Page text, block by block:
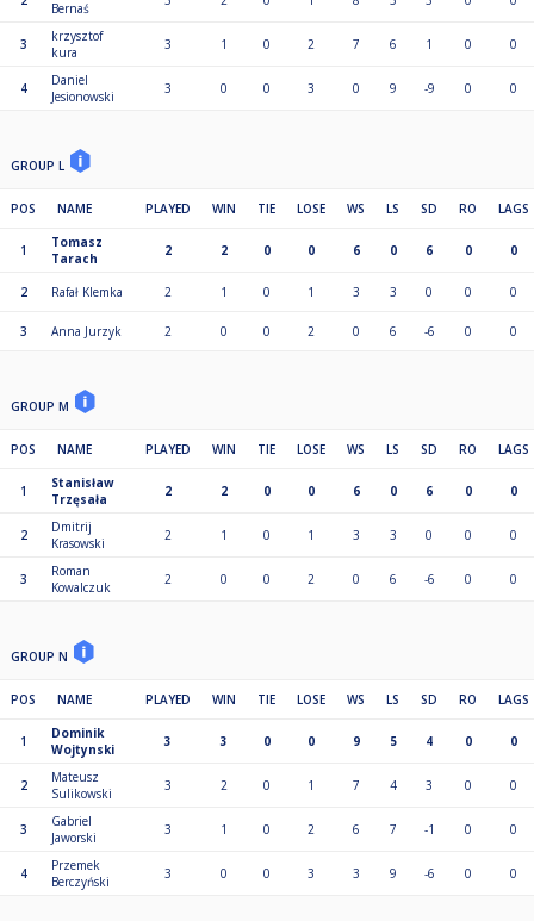
Bernaś
3
krzysztof
kura
3 1 0 2 7 6 1 0 0
4
Daniel
Jesionowski
3 0 0 3 0 9 -9 0 0
GROUP L
POS NAME PLAYED WIN TIE LOSE WS LS SD RO LAGS
1
Tomasz
Tarach
2 2 0 0 6 0 6 0 0
2 Rafał Klemka 2 1 0 1 3 3 0 0 0
3 Anna Jurzyk 2 0 0 2 0 6 -6 0 0
GROUP M
POS NAME PLAYED WIN TIE LOSE WS LS SD RO LAGS
1
Stanisław
Trzęsała
2 2 0 0 6 0 6 0 0
2
Dmitrij
Krasowski
2 1 0 1 3 3 0 0 0
3
Roman
Kowalczuk
2 0 0 2 0 6 -6 0 0
GROUP N
POS NAME PLAYED WIN TIE LOSE WS LS SD RO LAGS
1
Dominik
Wojtynski
3 3 0 0 9 5 4 0 0
2
Mateusz
Sulikowski
3 2 0 1 7 4 3 0 0
3
Gabriel
Jaworski
3 1 0 2 6 7 -1 0 0
4
Przemek
Berczyński
3 0 0 3 3 9 -6 0 0